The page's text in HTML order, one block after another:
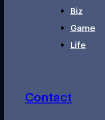
Biz
Game
Life
Contact